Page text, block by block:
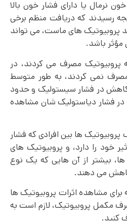
خون نرمال یا دارای فشار خون بالا
رسیدند که دریافت منظم برخی
پروبیوتیک های ماست، می تواند
باشد.
پروبیوتیک مصرف می کردند، در
نمی کردند، به طور متوسط
جیوه کاهش در فشار سیستولیک و حدود
در فشار دیاستولیک شان مشاهده
ها بین افرادی که فشار
خود را دارد، و پروبیوتیک های
ها، بیشتر از آن هایی که یک نوع
کاهش می دهند.
مشاهده اثرات پروبیوتیک ها
مکمل پروبیوتیک، لازم است به